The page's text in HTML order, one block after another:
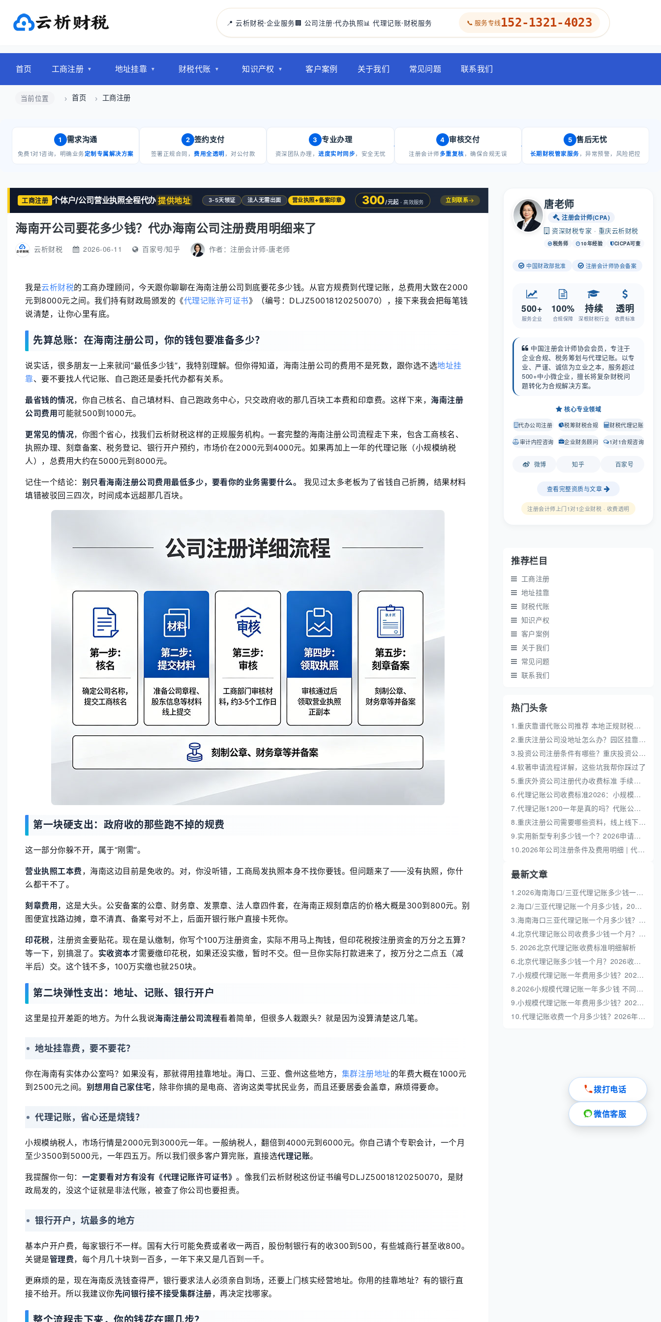
📍 云析财税·企业服务🏢 公司注册·代办执照📊 代理记账·财税服务 📞 服务专线152-1321-4023
首页 工商注册 地址挂靠 财税代账 知识产权 客户案例 关于我们 常见问题 联系我们
当前位置 首页 工商注册
1 需求沟通
免费1对1咨询，明确业务定制专属解决方案
2 签约支付
签署正规合同，费用全透明 ，对公付款
3 专业办理
资深团队办理， 进度实时同步，安全无忧
4 审核交付
注册会计师多重复核 ，确保合规无误
5 售后无忧
长期财税管家服务 ，异常预警，风险把控
工商注册 个体户/公司营业执照全程代办 提供地址 3-5天领证 法人无需出面 营业执照+备案印章 300/元起 · 高效服务 立刻联系→
海南开公司要花多少钱？代办海南公司注册费用明细来了
云析财税 2026-06-11 百家号/知乎 作者： 注册会计师-唐老师
我是云析财税的工商办理顾问，今天跟你聊聊在海南注册公司到底要花多少钱。从官方规费到代理记账，总费用大致在2000
元到8000元之间。我们持有财政局颁发的《代理记账许可证书》（编号：DLJZ50018120250070），接下来我会把每笔钱
说清楚，让你心里有底。
先算总账：在海南注册公司，你的钱包要准备多少？
说实话，很多朋友一上来就问“最低多少钱”，我特别理解。但你得知道，海南注册公司的费用不是死数，跟你选不选地址挂
靠、要不要找人代记账、自己跑还是委托代办都有关系。
最省钱的情况，你自己核名、自己填材料、自己跑政务中心，只交政府收的那几百块工本费和印章费。这样下来， 海南注册
公司费用可能就500到1000元。
更常见的情况，你图个省心，找我们云析财税这样的正规服务机构。一套完整的海南注册公司流程走下来，包含工商核名、
执照办理、刻章备案、税务登记、银行开户预约，市场价在2000元到4000元。如果再加上一年的代理记账（小规模纳税
人），总费用大约在5000元到8000元。
记住一个结论： 别只看海南注册公司费用最低多少，要看你的业务需要什么。
我见过太多老板为了省钱自己折腾，结果材料
填错被驳回三四次，时间成本远超那几百块。
第一块硬支出：政府收的那些跑不掉的规费
这一部分你躲不开，属于“刚需”。
营业执照工本费 ，海南这边目前是免收的。对，你没听错，工商局发执照本身不找你要钱。但问题来了——没有执照，你什
么都干不了。
刻章费用，这是大头。公安备案的公章、财务章、发票章、法人章四件套，在海南正规刻章店的价格大概是300到800元。别
图便宜找路边摊，章不清真、备案号对不上，后面开银行账户直接卡死你。
印花税，注册资金要贴花。现在是认缴制，你写个100万注册资金，实际不用马上掏钱，但印花税按注册资金的万分之五算？
等一下，别搞混了。 实收资本才需要缴印花税，如果还没实缴，暂时不交。但一旦你实际打款进来了，按万分之二点五（减
半后）交。这个钱不多，100万实缴也就250块。
第二块弹性支出：地址、记账、银行开户
这里是拉开差距的地方。为什么我说海南注册公司流程看着简单，但很多人栽跟头？就是因为没算清楚这几笔。
地址挂靠费，要不要花？
你在海南有实体办公室吗？如果没有，那就得用挂靠地址。海口、三亚、儋州这些地方， 集群注册地址的年费大概在1000元
到2500元之间。 别想用自己家住宅，除非你搞的是电商、咨询这类零扰民业务，而且还要居委会盖章，麻烦得要命。
代理记账，省心还是烧钱？
小规模纳税人，市场行情是2000元到3000元一年。一般纳税人，翻倍到4000元到6000元。你自己请个专职会计，一个月
至少3500到5000元，一年四五万。所以我们很多客户算完账，直接选代理记账。
我提醒你一句： 一定要看对方有没有《代理记账许可证书》 。像我们云析财税这份证书编号DLJZ50018120250070，是财
政局发的，没这个证就是非法代账，被查了你公司也要担责。
银行开户，坑最多的地方
基本户开户费，每家银行不一样。国有大行可能免费或者收一两百，股份制银行有的收300到500，有些城商行甚至收800。
关键是管理费，每个月几十块到一百多，一年下来又是几百到一千。
更麻烦的是，现在海南反洗钱查得严，银行要求法人必须亲自到场，还要上门核实经营地址。你用的挂靠地址？有的银行直
接不给开。所以我建议你先问银行接不接受集群注册，再决定找哪家。
唐老师
注册会计师(CPA)
资深财税专家 · 重庆云析财税
税务师 10年经验 CICPA可查
中国财政部批准 注册会计师协会备案
500+
服务企业
100%
合规保障
持续
深根财税行业
透明
收费标准
中国注册会计师协会会员，专注于
企业合规、税务筹划与代理记账。以专
业、严谨、诚信为立业之本，服务超过
500+中小微企业，擅长将复杂财税问
题转化为合规解决方案。
核心专业领域
代办公司注册 税筹财税合规 财税代理记账
审计内控咨询 企业财务顾问 1对1合规咨询
微博 知乎 百家号
查看完整资质与文章
注册会计师上门1对1企业财税 · 收费透明
推荐栏目
工商注册
地址挂靠
财税代账
知识产权
客户案例
关于我们
常见问题
联系我们
热门头条
1.重庆靠谱代账公司推荐 本地正规财税机构盘点
2.重庆注册公司没地址怎么办？园区挂靠地址性价比高
3.投资公司注册条件有哪些？重庆投资公司全流程代办
4.软著申请流程详解，这些坑我帮你踩过了
5.重庆外资公司注册代办收费标准 手续流程费用明细
6.代理记账公司收费标准2026：小规模和一般纳税人代账费解析
7.代理记账1200一年是真的吗？代账公司收费价格解析
8.重庆注册公司需要哪些资料，线上线下办理全流程
9.实用新型专利多少钱一个？2026申请流程及费用明细解析
10.2026年公司注册条件及费用明细 | 代办流程与避坑指南
最新文章
1.2026海南海口/三亚代理记账多少钱一年？收费标准全解析
2.海口/三亚代理记账一个月多少钱，2026 收费标准明细解析
3.海南海口三亚代理记账一个月多少钱？收费标准解析
4.北京代理记账公司收费多少钱一个月？收费标准深度解析
5. 2026北京代理记账收费标准明细解析
6.北京代理记账多少钱一个月？2026收费标准全解析
7.小规模代理记账一年费用多少钱？2026最新价格表与避坑指南
8.2026小规模代理记账一年多少钱 不同业务量收费明细
9.小规模代理记账一年费用多少钱？2026最新收费标准全解析
10.代理记账收费一个月多少钱？2026年最新收费标准与避坑指南
拨打电话
微信客服